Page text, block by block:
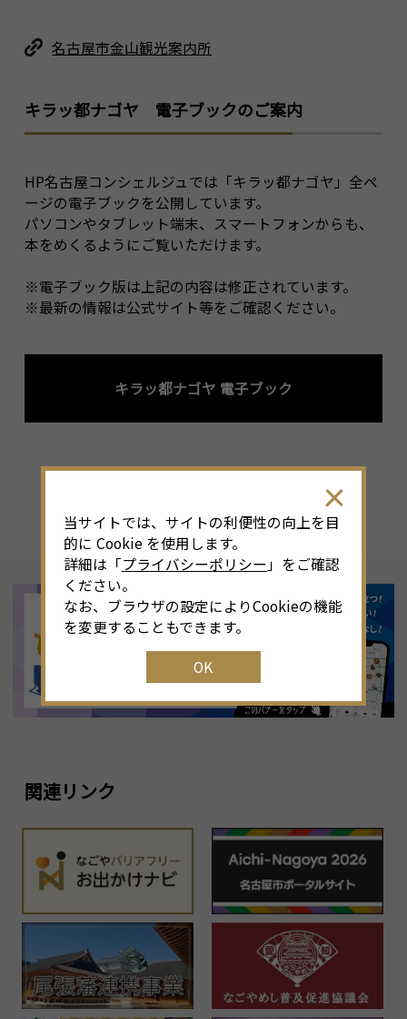
名古屋市金山観光案内所
キラッ都ナゴヤ 電子ブックのご案内
HP名古屋コンシェルジュでは「キラッ都ナゴヤ」全ペ
ージの電子ブックを公開しています。
パソコンやタブレット端末、スマートフォンからも、
本をめくるようにご覧いただけます。
※電子ブック版は上記の内容は修正されています。
※最新の情報は公式サイト等をご確認ください。
キラッ都ナゴヤ 電子ブック
関連リンク
当サイトでは、サイトの利便性の向上を目
的に Cookie を使用します。
詳細は「プライバシーポリシー 」をご確認
ください。
なお、ブラウザの設定によりCookieの機能
を変更することもできます。
OK